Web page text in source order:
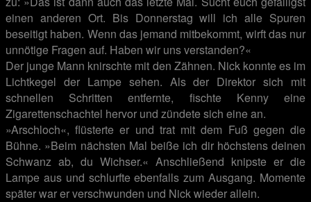
einen anderen Ort. Bis Donnerstag will ich alle Spuren
beseitigt haben. Wenn das jemand mitbekommt, wirft das nur
unnötige Fragen auf. Haben wir uns verstanden?«
Der junge Mann knirschte mit den Zähnen. Nick konnte es im
Lichtkegel der Lampe sehen. Als der Direktor sich mit
schnellen Schritten entfernte, fischte Kenny eine
Zigarettenschachtel hervor und zündete sich eine an.
»Arschloch«, flüsterte er und trat mit dem Fuß gegen die
Bühne. »Beim nächsten Mal beiße ich dir höchstens deinen
Schwanz ab, du Wichser.« Anschließend knipste er die
Lampe aus und schlurfte ebenfalls zum Ausgang. Momente
später war er verschwunden und Nick wieder allein.